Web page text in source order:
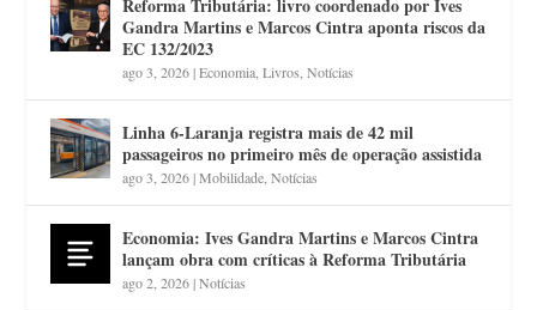
Reforma Tributária: livro coordenado por Ives
Gandra Martins e Marcos Cintra aponta riscos da
EC 132/2023
ago 3, 2026|Economia ,Livros ,Notícias
Linha 6-Laranja registra mais de 42 mil
passageiros no primeiro mês de operação assistida
ago 3, 2026|Mobilidade ,Notícias
Economia: Ives Gandra Martins e Marcos Cintra
lançam obra com críticas à Reforma Tributária
ago 2, 2026|Notícias